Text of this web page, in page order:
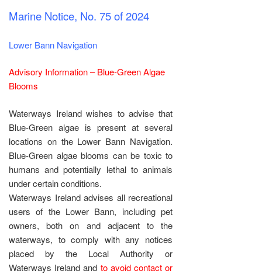
Marine Notice, No. 75 of2024
Lower Bann Navigation
Advisory Information – Blue-Green Algae
Blooms
Waterways Ireland wishes to advise that
Blue-Green algae is present at several
locations on the Lower Bann Navigation.
Blue-Green algae blooms can be toxic to
humans and potentially lethal to animals
under certain conditions.
Waterways Ireland advises all recreational
users of the Lower Bann, including pet
owners, both on and adjacent to the
waterways, to comply with any notices
placed by the Local Authority or
Waterways Ireland and to avoid contact or